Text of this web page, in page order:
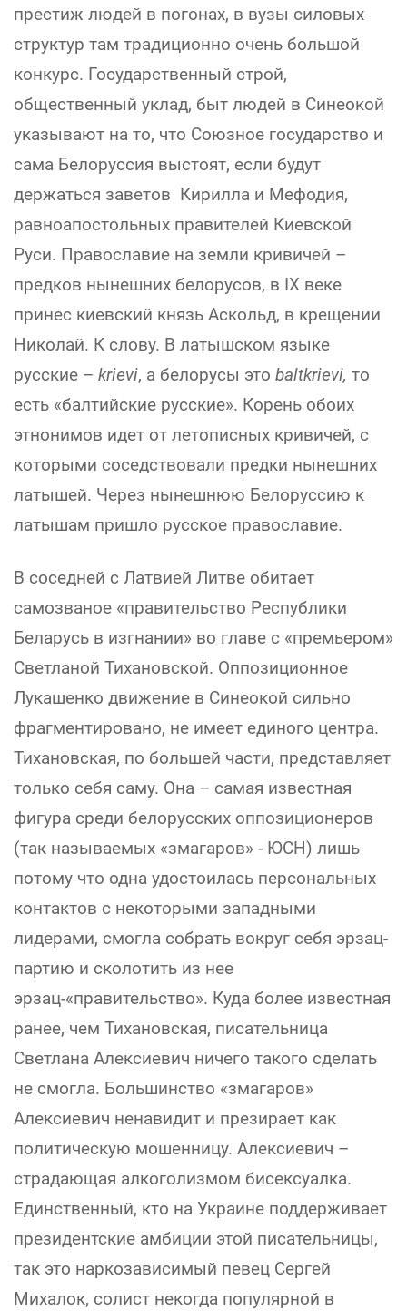
престиж людей в погонах, в вузы силовых
структур там традиционно очень большой
конкурс. Государственный строй,
общественный уклад, быт людей в Синеокой
указывают на то, что Союзное государство и
сама Белоруссия выстоят, если будут
держаться заветов Кирилла и Мефодия,
равноапостольных правителей Киевской
Руси. Православие на земли кривичей –
предков нынешних белорусов, в IX веке
принес киевский князь Аскольд, в крещении
Николай. К слову. В латышском языке
русские – krievi, а белорусы это baltkrievi, то
есть «балтийские русские». Корень обоих
этнонимов идет от летописных кривичей, с
которыми соседствовали предки нынешних
латышей. Через нынешнюю Белоруссию к
латышам пришло русское православие.
В соседней с Латвией Литве обитает
самозваное «правительство Республики
Беларусь в изгнании» во главе с «премьером»
Светланой Тихановской. Оппозиционное
Лукашенко движение в Синеокой сильно
фрагментировано, не имеет единого центра.
Тихановская, по большей части, представляет
только себя саму. Она – самая известная
фигура среди белорусских оппозиционеров
(так называемых «змагаров» - ЮСН) лишь
потому что одна удостоилась персональных
контактов с некоторыми западными
лидерами, смогла собрать вокруг себя эрзац-
партию и сколотить из нее
эрзац-«правительство». Куда более известная
ранее, чем Тихановская, писательница
Светлана Алексиевич ничего такого сделать
не смогла. Большинство «змагаров»
Алексиевич ненавидит и презирает как
политическую мошенницу. Алексиевич –
страдающая алкоголизмом бисексуалка.
Единственный, кто на Украине поддерживает
президентские амбиции этой писательницы,
так это наркозависимый певец Сергей
Михалок, солист некогда популярной в